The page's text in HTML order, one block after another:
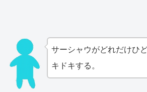
サーシャウがどれだけひ
キドキする。